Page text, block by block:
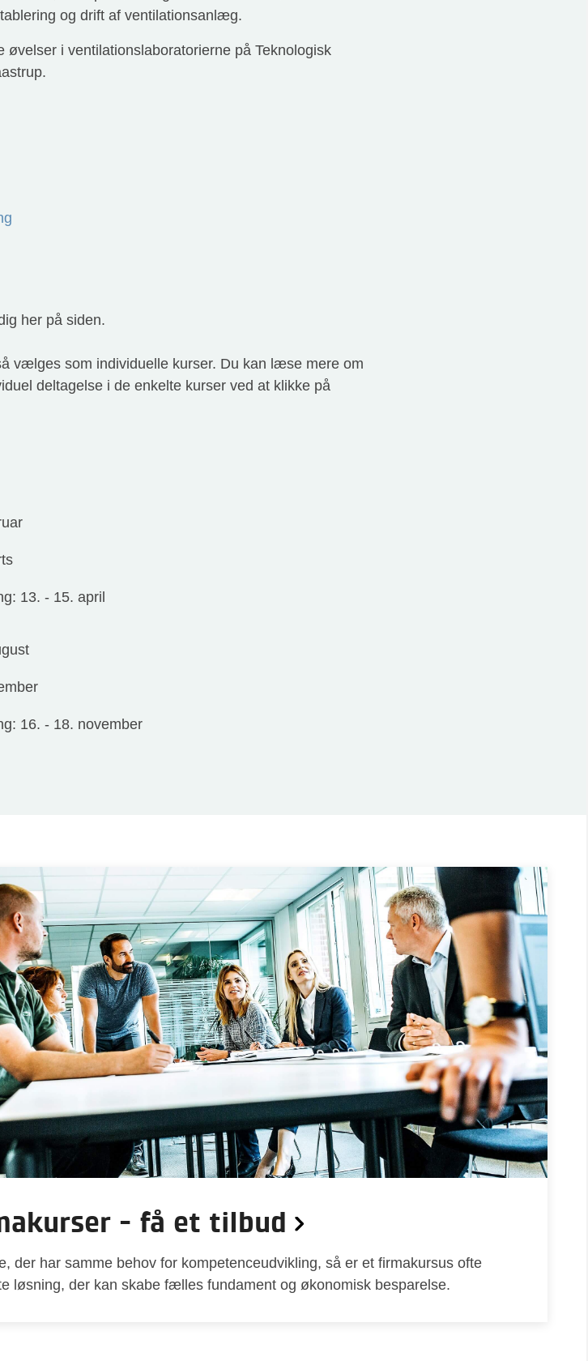
og drift af ventilationsanlæg.
i ventilationslaboratorierne på Teknologisk
her på siden.
vælges som individuelle kurser. Du kan læse mere om
deltagelse i de enkelte kurser ved at klikke på
13. - 15. april
16. - 18. november
- få et tilbud
der har samme behov for kompetenceudvikling, så er et firmakursus ofte
løsning, der kan skabe fælles fundament og økonomisk besparelse.